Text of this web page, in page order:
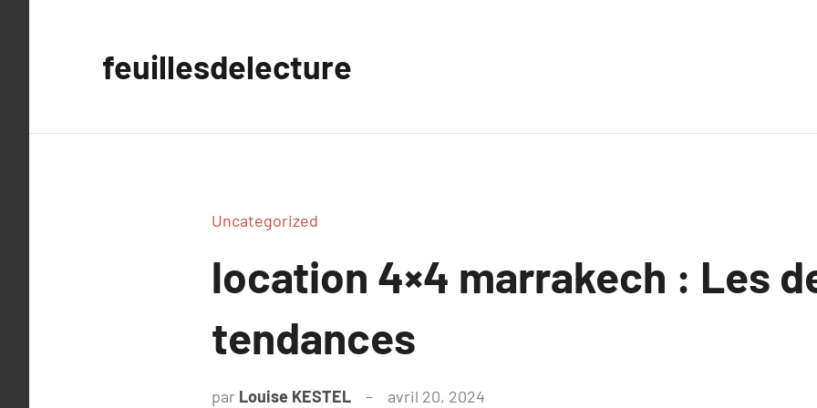
feuillesdelecture
Uncategorized
location 4×4 marrakech : Les
tendances
par Louise KESTEL avril 20, 2024